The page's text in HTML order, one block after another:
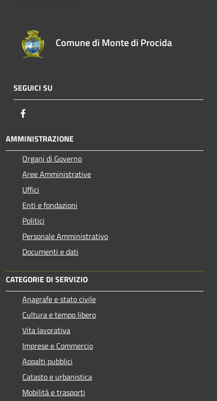
Comune di Monte di Procida
SEGUICI SU
AMMINISTRAZIONE
Organi di Governo
Aree Amministrative
Uffici
Enti e fondazioni
Politici
Personale Amministrativo
Documenti e dati
CATEGORIE DI SERVIZIO
Anagrafe e stato civile
Cultura e tempo libero
Vita lavorativa
Imprese e Commercio
Appalti pubblici
Catasto e urbanistica
Mobilità e trasporti